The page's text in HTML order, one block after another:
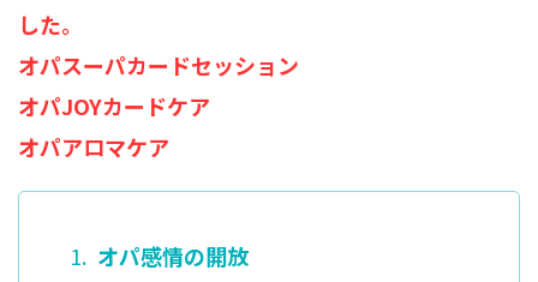
した。
オパスーパカードセッション
オパJOYカードケア
オパアロマケア
オパ感情の開放